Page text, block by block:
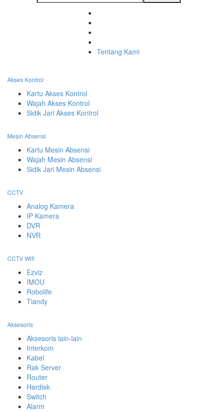
Tentang Kami
Akses Kontrol
Kartu Akses Kontrol
Wajah Akses Kontrol
Sidik Jari Akses Kontrol
Mesin Absensi
Kartu Mesin Absensi
Wajah Mesin Absensi
Sidik Jari Mesin Absensi
CCTV
Analog Kamera
IP Kamera
DVR
NVR
CCTV Wifi
Ezviz
IMOU
Robolife
Tiandy
Aksesoris
Aksesoris lain-lain
Interkom
Kabel
Rak Server
Router
Hardisk
Switch
Alarm